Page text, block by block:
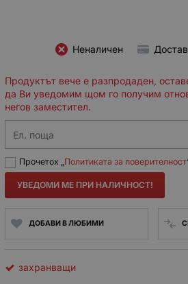
Неналичен
Продуктът вече е разпродаден,
да Ви уведомим щом го получим
негов заместител.
Ел. поща
Прочетох „Политиката за поверителност
УВЕДОМИ МЕ ПРИ НАЛИЧНОСТ!
ДОБАВИ В ЛЮБИМИ
захранващи